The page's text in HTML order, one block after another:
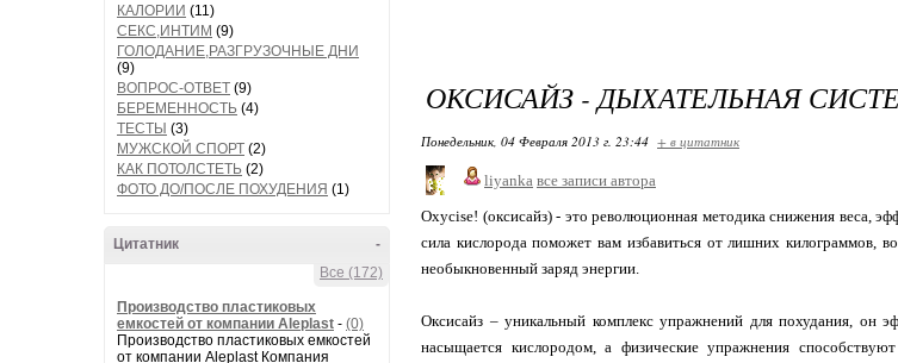
КАЛОРИИ (11)
СЕКС,ИНТИМ (9)
ГОЛОДАНИЕ,РАЗГРУЗОЧНЫЕ ДНИ
(9)
ВОПРОС-ОТВЕТ (9)
БЕРЕМЕННОСТЬ (4)
ТЕСТЫ (3)
МУЖСКОЙ СПОРТ (2)
КАК ПОТОЛСТЕТЬ (2)
ФОТО ДО/ПОСЛЕ ПОХУДЕНИЯ (1)
-
Цитатник
Все (172)
Производство пластиковых
емкостей от компании Aleplast - (0)
Производство пластиковых емкостей
от компании Aleplast Компания
ОКСИСАЙЗ - ДЫХАТЕЛЬНАЯ
Понедельник, 04 Февраля 2013 г. 23:44 + в цитатник
liyanka все записи автора
Oxycise! (оксисайз) - это революционная методика снижения веса,
сила кислорода поможет вам избавиться от лишних килограммов,
необыкновенный заряд энергии.
Оксисайз – уникальный комплекс упражнений для похудания, он
насыщается кислородом, а физические упражнения